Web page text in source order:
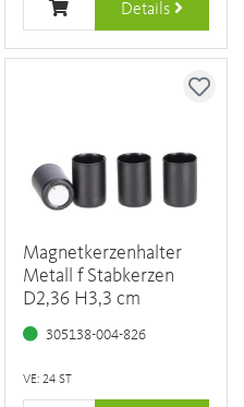
Details
Magnetkerzenhalter
Metall f Stabkerzen
D2,36 H3,3 cm
305138-004-826
VE: 24 ST